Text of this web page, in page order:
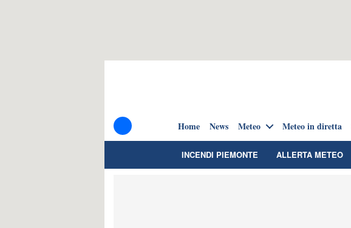
Home News Meteo Meteo in diretta
INCENDI PIEMONTE ALLERTA METEO